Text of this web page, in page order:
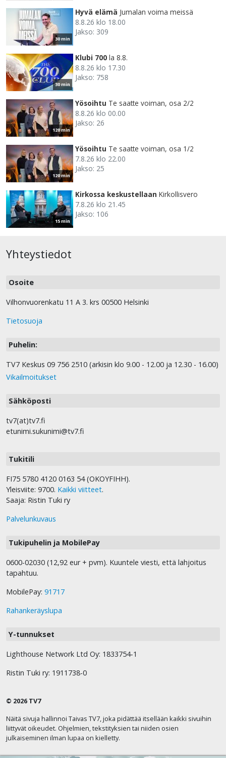
30 min
Hyvä elämä Jumalan voima meissä
8.8.26 klo 18.00
Jakso: 309
30 min
Klubi 700 la 8.8.
8.8.26 klo 17.30
Jakso: 758
120 min
Yösoihtu Te saatte voiman, osa 2/2
8.8.26 klo 00.00
Jakso: 26
120 min
Yösoihtu Te saatte voiman, osa 1/2
7.8.26 klo 22.00
Jakso: 25
15 min
Kirkossa keskustellaan Kirkollisvero
7.8.26 klo 21.45
Jakso: 106
Yhteystiedot
Osoite
Vilhonvuorenkatu 11 A 3. krs 00500 Helsinki
Tietosuoja
Puhelin:
TV7 Keskus 09 756 2510 (arkisin klo 9.00 - 12.00 ja 12.30 - 16.00)
Vikailmoitukset
Sähköposti
tv7(at)tv7.fi
etunimi.sukunimi@tv7.fi
Tukitili
FI75 5780 4120 0163 54 (OKOYFIHH).
Yleisviite: 9700. Kaikki viitteet.
Saaja: Ristin Tuki ry
Palvelunkuvaus
Tukipuhelin ja MobilePay
0600-02030 (12,92 eur + pvm). Kuuntele viesti, että lahjoitus
tapahtuu.
MobilePay: 91717
Rahankeräyslupa
Y-tunnukset
Lighthouse Network Ltd Oy: 1833754-1
Ristin Tuki ry: 1911738-0
© 2026 TV7
Näitä sivuja hallinnoi Taivas TV7, joka pidättää itsellään kaikki sivuihin
liittyvät oikeudet. Ohjelmien, tekstityksien tai niiden osien
julkaiseminen ilman lupaa on kielletty.